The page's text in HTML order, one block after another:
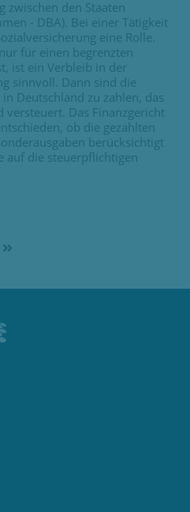
zwischen den Staaten
- DBA). Bei einer Tätigkeit
eine Rolle.
für einen begrenzten
ist ein Verbleib in der
sinnvoll. Dann sind die
Deutschland zu zahlen, das
Das Finanzgericht
ob die gezahlten
berücksichtigt
auf die steuerpflichtigen